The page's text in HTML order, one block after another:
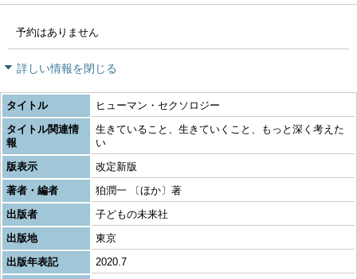
予約はありません
詳しい情報を閉じる
タイトル
ヒューマン・セクソロジー
タイトル関連情
報
生きていること、生きていくこと、もっと深く考えた
い
版表示
改定新版
著者・編者
狛潤一 〔ほか〕著
出版者
子どもの未来社
出版地
東京
出版年表記
2020.7